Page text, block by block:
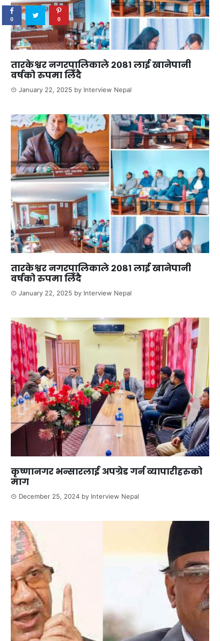
तारकेश्वर नगरपालिकाले २०८१ लाई खानेपानी
वर्षको रुपमा लिँदै
January 22, 2025 by Interview Nepal
तारकेश्वर नगरपालिकाले २०८१ लाई खानेपानी
वर्षको रुपमा लिँदै
January 22, 2025 by Interview Nepal
कृष्णानगर भन्सारलाई अपग्रेड गर्न व्यापारीहरुको
माग
December 25, 2024 by Interview Nepal
0 0